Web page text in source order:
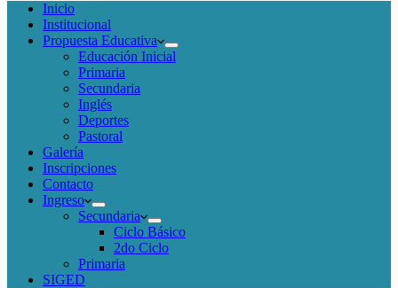
Inicio
Institucional
Propuesta Educativa
Educación Inicial
Primaria
Secundaria
Inglés
Deportes
Pastoral
Galería
Inscripciones
Contacto
Ingreso
Secundaria
Ciclo Básico
2do Ciclo
Primaria
SIGED